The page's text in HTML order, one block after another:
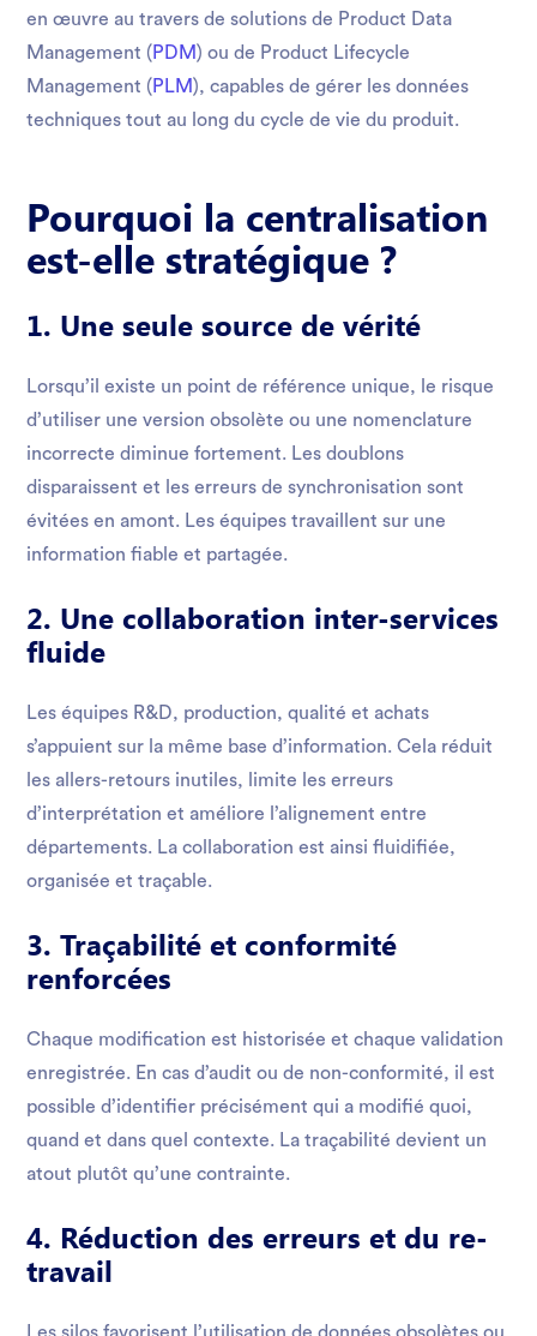
en œuvre au travers de solutions de Product Data
Management ( PDM) ou de Product Lifecycle
Management ( PLM), capables de gérer les données
techniques tout au long du cycle de vie du produit.
Pourquoi la centralisation
est-elle stratégique ?
1. Une seule source de vérité
Lorsqu’il existe un point de référence unique, le risque
d’utiliser une version obsolète ou une nomenclature
incorrecte diminue fortement. Les doublons
disparaissent et les erreurs de synchronisation sont
évitées en amont. Les équipes travaillent sur une
information fiable et partagée.
2. Une collaboration inter-services
fluide
Les équipes R&D, production, qualité et achats
s’appuient sur la même base d’information. Cela réduit
les allers-retours inutiles, limite les erreurs
d’interprétation et améliore l’alignement entre
départements. La collaboration est ainsi fluidifiée,
organisée et traçable.
3. Traçabilité et conformité
renforcées
Chaque modification est historisée et chaque validation
enregistrée. En cas d’audit ou de non-conformité, il est
possible d’identifier précisément qui a modifié quoi,
quand et dans quel contexte. La traçabilité devient un
atout plutôt qu’une contrainte.
4. Réduction des erreurs et du re-
travail